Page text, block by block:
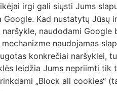
irgi gali siųsti Jums
Kad nustatytų Jūsų
naudodami Google
naudojamas
konkrečiai naršyklei,
leidžia Jums nepriimti tik
„Block all cookies“